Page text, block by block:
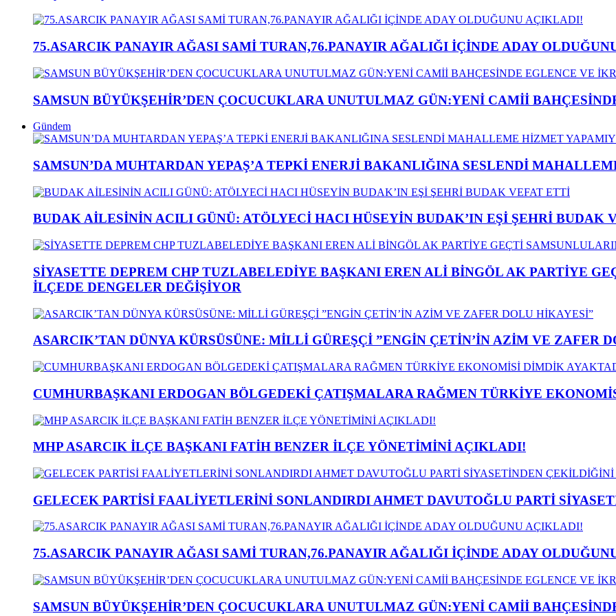
75.ASARCIK PANAYIR AĞASI SAMİ TURAN,76.PANAYIR AĞALIĞI İÇİNDE ADAY
SAMSUN BÜYÜKŞEHİR’DEN ÇOCUCUKLARA UNUTULMAZ GÜN:YENİ CAMİİ
Gündem
SAMSUN’DA MUHTARDAN YEPAŞ’A TEPKİ ENERJİ BAKANLIĞINA SESLENDİ
BUDAK AİLESİNİN ACILI GÜNÜ: ATÖLYECİ HACI HÜSEYİN BUDAK’IN EŞİ ŞEHRİ BUDAK
SİYASETTE DEPREM CHP TUZLABELEDİYE BAŞKANI EREN ALİ BİNGÖL AK PARTİYE
İLÇEDE DENGELER DEĞİŞİYOR
ASARCIK’TAN DÜNYA KÜRSÜSÜNE: MİLLİ GÜREŞÇİ ”ENGİN ÇETİN’İN AZİM VE ZAFER
CUMHURBAŞKANI ERDOGAN BÖLGEDEKİ ÇATIŞMALARA RAĞMEN TÜRKİYE
MHP ASARCIK İLÇE BAŞKANI FATİH BENZER İLÇE YÖNETİMİNİ AÇIKLADI!
GELECEK PARTİSİ FAALİYETLERİNİ SONLANDIRDI AHMET DAVUTOĞLU PARTİ
75.ASARCIK PANAYIR AĞASI SAMİ TURAN,76.PANAYIR AĞALIĞI İÇİNDE ADAY
SAMSUN BÜYÜKŞEHİR’DEN ÇOCUCUKLARA UNUTULMAZ GÜN:YENİ CAMİİ